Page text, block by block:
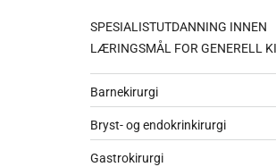
SPESIALISTUTDANNING INNEN
LÆRINGSMÅL FOR GENERELL
Barnekirurgi
Bryst- og endokrinkirurgi
Gastrokirurgi